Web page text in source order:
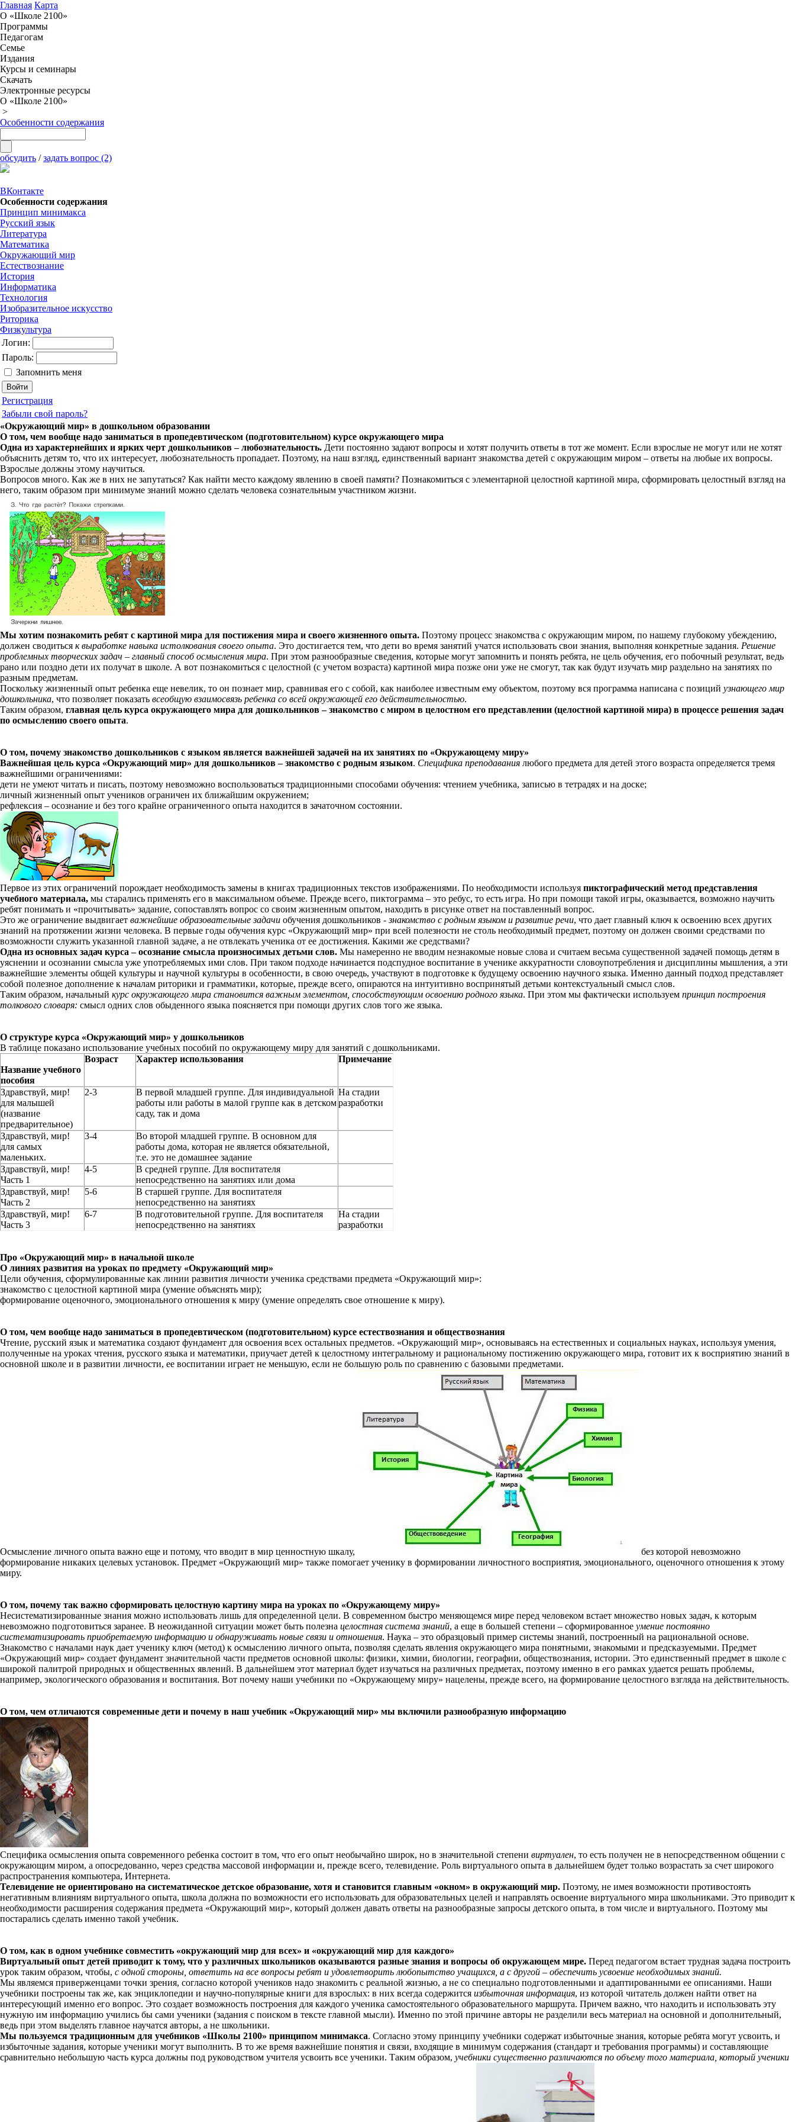
Главная Карта
О «Школе 2100»
Программы
Педагогам
Семье
Издания
Курсы и семинары
Скачать
Электронные ресурсы
О «Школе 2100»
>
Особенности содержания
обсудить /задать вопрос (2)
ВКонтакте
Особенности содержания
Принцип минимакса
Русский язык
Литература
Математика
Окружающий мир
Естествознание
История
Информатика
Технология
Изобразительное искусство
Риторика
Физкультура
Логин:
Пароль:
Запомнить меня
Регистрация
Забыли свой пароль?
«Окружающий мир» в дошкольном образовании
О том, чем вообще надо заниматься в пропедевтическом (подготовительном) курсе окружающего мира
Одна из характернейших и ярких черт дошкольников – любознательность. Дети постоянно задают вопросы и хотят получить ответы в тот же момент. Если взрослые не могут или не хотят
объяснить детям то, что их интересует, любознательность пропадает. Поэтому, на наш взгляд, единственный вариант знакомства детей с окружающим миром – ответы на любые их вопросы.
Взрослые должны этому научиться.
Вопросов много. Как же в них не запутаться? Как найти место каждому явлению в своей памяти? Познакомиться с элементарной целостной картиной мира, сформировать целостный взгляд на
него, таким образом при минимуме знаний можно сделать человека сознательным участником жизни.
Мы хотим познакомить ребят с картиной мира для постижения мира и своего жизненного опыта. Поэтому процесс знакомства с окружающим миром, по нашему глубокому убеждению,
должен сводиться к выработке навыка истолкования своего опыта. Это достигается тем, что дети во время занятий учатся использовать свои знания, выполняя конкретные задания. Решение
проблемных творческих задач – главный способ осмысления мира. При этом разнообразные сведения, которые могут запомнить и понять ребята, не цель обучения, его побочный результат, ведь
рано или поздно дети их получат в школе. А вот познакомиться с целостной (с учетом возраста) картиной мира позже они уже не смогут, так как будут изучать мир раздельно на занятиях по
разным предметам.
Поскольку жизненный опыт ребенка еще невелик, то он познает мир, сравнивая его с собой, как наиболее известным ему объектом, поэтому вся программа написана с позиций узнающего мир
дошкольника, что позволяет показать всеобщую взаимосвязь ребенка со всей окружающей его действительностью.
Таким образом, главная цель курса окружающего мира для дошкольников – знакомство с миром в целостном его представлении (целостной картиной мира) в процессе решения задач
по осмыслению своего опыта.
О том, почему знакомство дошкольников с языком является важнейшей задачей на их занятиях по «Окружающему миру»
Важнейшая цель курса «Окружающий мир» для дошкольников – знакомство с родным языком. Специфика преподавания любого предмета для детей этого возраста определяется тремя
важнейшими ограничениями:
дети не умеют читать и писать, поэтому невозможно воспользоваться традиционными способами обучения: чтением учебника, записью в тетрадях и на доске;
личный жизненный опыт учеников ограничен их ближайшим окружением;
рефлексия – осознание и без того крайне ограниченного опыта находится в зачаточном состоянии.
Первое из этих ограничений порождает необходимость замены в книгах традиционных текстов изображениями. По необходимости используя пиктографический метод представления
учебного материала, мы старались применять его в максимальном объеме. Прежде всего, пиктограмма – это ребус, то есть игра. Но при помощи такой игры, оказывается, возможно научить
ребят понимать и «прочитывать» задание, сопоставлять вопрос со своим жизненным опытом, находить в рисунке ответ на поставленный вопрос.
Это же ограничение выдвигает важнейшие образовательные задачи обучения дошкольников -знакомство с родным языком и развитие речи, что дает главный ключ к освоению всех других
знаний на протяжении жизни человека. В первые годы обучения курс «Окружающий мир» при всей полезности не столь необходимый предмет, поэтому он должен своими средствами по
возможности служить указанной главной задаче, а не отвлекать ученика от ее достижения. Какими же средствами?
Одна из основных задач курса – осознание смысла произносимых детьми слов. Мы намеренно не вводим незнакомые новые слова и считаем весьма существенной задачей помощь детям в
уяснении и осознании смысла уже употребляемых ими слов. При таком подходе начинается подспудное воспитание в ученике аккуратности словоупотребления и дисциплины мышления, а эти
важнейшие элементы общей культуры и научной культуры в особенности, в свою очередь, участвуют в подготовке к будущему освоению научного языка. Именно данный подход представляет
собой полезное дополнение к началам риторики и грамматики, которые, прежде всего, опираются на интуитивно воспринятый детьми контекстуальный смысл слов.
Таким образом, начальный курс окружающего мира становится важным элементом, способствующим освоению родного языка. При этом мы фактически используем принцип построения
толкового словаря: смысл одних слов обыденного языка поясняется при помощи других слов того же языка.
О структуре курса «Окружающий мир» у дошкольников
В таблице показано использование учебных пособий по окружающему миру для занятий с дошкольниками.
Название учебного
пособия
Возраст Характер использования Примечание
Здравствуй, мир!
для малышей
(название
предварительное)
2-3
В первой младшей группе. Для индивидуальной
работы или работы в малой группе как в детском
саду, так и дома
На стадии
разработки
Здравствуй, мир!
для самых
маленьких.
3-4
Во второй младшей группе. В основном для
работы дома, которая не является обязательной,
т.е. это не домашнее задание
Здравствуй, мир!
Часть 1
4-5
В средней группе. Для воспитателя
непосредственно на занятиях или дома
Здравствуй, мир!
Часть 2
5-6
В старшей группе. Для воспитателя
непосредственно на занятиях
Здравствуй, мир!
Часть 3
6-7
В подготовительной группе. Для воспитателя
непосредственно на занятиях
На стадии
разработки
Про «Окружающий мир» в начальной школе
О линиях развития на уроках по предмету «Окружающий мир»
Цели обучения, сформулированные как линии развития личности ученика средствами предмета «Окружающий мир»:
знакомство с целостной картиной мира (умение объяснять мир);
формирование оценочного, эмоционального отношения к миру (умение определять свое отношение к миру).
О том, чем вообще надо заниматься в пропедевтическом (подготовительном) курсе естествознания и обществознания
Чтение, русский язык и математика создают фундамент для освоения всех остальных предметов. «Окружающий мир», основываясь на естественных и социальных науках, используя умения,
полученные на уроках чтения, русского языка и математики, приучает детей к целостному интегральному и рациональному постижению окружающего мира, готовит их к восприятию знаний в
основной школе и в развитии личности, ее воспитании играет не меньшую, если не большую роль по сравнению с базовыми предметами.
Осмысление личного опыта важно еще и потому, что вводит в мир ценностную шкалу,
без которой невозможно
формирование никаких целевых установок. Предмет «Окружающий мир» также помогает ученику в формировании личностного восприятия, эмоционального, оценочного отношения к этому
миру.
О том, почему так важно сформировать целостную картину мира на уроках по «Окружающему миру»
Несистематизированные знания можно использовать лишь для определенной цели. В современном быстро меняющемся мире перед человеком встает множество новых задач, к которым
невозможно подготовиться заранее. В неожиданной ситуации может быть полезна целостная система знаний, а еще в большей степени – сформированное умение постоянно
систематизировать приобретаемую информацию и обнаруживать новые связи и отношения. Наука – это образцовый пример системы знаний, построенный на рациональной основе.
Знакомство с началами наук дает ученику ключ (метод) к осмыслению личного опыта, позволяя сделать явления окружающего мира понятными, знакомыми и предсказуемыми. Предмет
«Окружающий мир» создает фундамент значительной части предметов основной школы: физики, химии, биологии, географии, обществознания, истории. Это единственный предмет в школе с
широкой палитрой природных и общественных явлений. В дальнейшем этот материал будет изучаться на различных предметах, поэтому именно в его рамках удается решать проблемы,
например, экологического образования и воспитания. Вот почему наши учебники по «Окружающему миру» нацелены, прежде всего, на формирование целостного взгляда на действительность.
О том, чем отличаются современные дети и почему в наш учебник «Окружающий мир» мы включили разнообразную информацию
Специфика осмысления опыта современного ребенка состоит в том, что его опыт необычайно широк, но в значительной степени виртуален, то есть получен не в непосредственном общении с
окружающим миром, а опосредованно, через средства массовой информации и, прежде всего, телевидение. Роль виртуального опыта в дальнейшем будет только возрастать за счет широкого
распространения компьютера, Интернета.
Телевидение не ориентировано на систематическое детское образование, хотя и становится главным «окном» в окружающий мир. Поэтому, не имея возможности противостоять
негативным влияниям виртуального опыта, школа должна по возможности его использовать для образовательных целей и направлять освоение виртуального мира школьниками. Это приводит к
необходимости расширения содержания предмета «Окружающий мир», который должен давать ответы на разнообразные запросы детского опыта, в том числе и виртуального. Поэтому мы
постарались сделать именно такой учебник.
О том, как в одном учебнике совместить «окружающий мир для всех» и «окружающий мир для каждого»
Виртуальный опыт детей приводит к тому, что у различных школьников оказываются разные знания и вопросы об окружающем мире. Перед педагогом встает трудная задача построить
урок таким образом, чтобы, с одной стороны, ответить на все вопросы ребят и удовлетворить любопытство учащихся, а с другой – обеспечить усвоение необходимых знаний.
Мы являемся приверженцами точки зрения, согласно которой учеников надо знакомить с реальной жизнью, а не со специально подготовленными и адаптированными ее описаниями. Наши
учебники построены так же, как энциклопедии и научно-популярные книги для взрослых: в них всегда содержится избыточная информация, из которой читатель должен найти ответ на
интересующий именно его вопрос. Это создает возможность построения для каждого ученика самостоятельного образовательного маршрута. Причем важно, что находить и использовать эту
нужную им информацию учились бы сами ученики (задания с поиском в тексте главной мысли). Именно по этой причине авторы не разделили весь материал на основной и дополнительный,
ведь при этом выделять главное научатся авторы, а не школьники.
Мы пользуемся традиционным для учебников «Школы 2100» принципом минимакса. Согласно этому принципу учебники содержат избыточные знания, которые ребята могут усвоить, и
избыточные задания, которые ученики могут выполнить. В то же время важнейшие понятия и связи, входящие в минимум содержания (стандарт и требования программы) и составляющие
сравнительно небольшую часть курса должны под руководством учителя усвоить все ученики. Таким образом, учебники существенно различаются по объему того материала, который ученики